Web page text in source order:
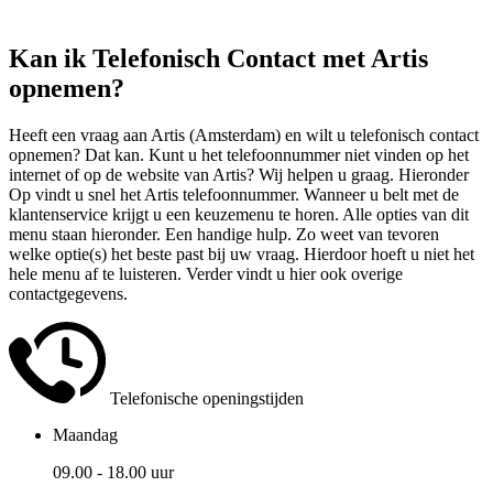
Kan ik Telefonisch Contact met Artis
opnemen?
Heeft een vraag aan Artis (Amsterdam) en wilt u telefonisch contact
opnemen? Dat kan. Kunt u het telefoonnummer niet vinden op het
internet of op de website van Artis? Wij helpen u graag. Hieronder
Op vindt u snel het Artis telefoonnummer. Wanneer u belt met de
klantenservice krijgt u een keuzemenu te horen. Alle opties van dit
menu staan hieronder. Een handige hulp. Zo weet van tevoren
welke optie(s) het beste past bij uw vraag. Hierdoor hoeft u niet het
hele menu af te luisteren. Verder vindt u hier ook overige
contactgegevens.
Telefonische openingstijden
Maandag
09.00 - 18.00 uur